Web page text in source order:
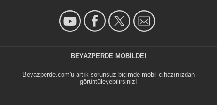
BEYAZPERDE MOBILDE!
Beyazperde.com'u artık sorunsuz biçimde mobil cihazınızdan
görüntüleyebilirsiniz!